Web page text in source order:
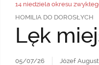
14 niedziela okresu
HOMILIA DO DOROSŁYCH
Lęk
05/07/26 Józef